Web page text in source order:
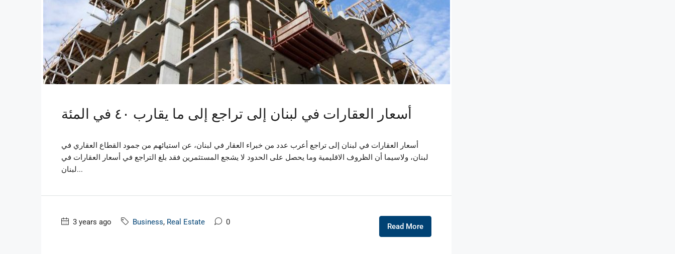
أسعار العقارات في لبنان إلى تراجع إلى ما يقارب ٤٠ في المئة
أسعار العقارات في لبنان إلى تراجع أعرب عدد من خبراء العقار في لبنان، عن استيائهم من جمود القطاع العقاري في
لبنان، ولاسيما أن الظروف الاقليمية وما يحصل على الحدود لا يشجع المستثمرين فقد بلغ التراجع في أسعار العقارات في
لبنان...
3 years ago Business, Real Estate 0 Read More